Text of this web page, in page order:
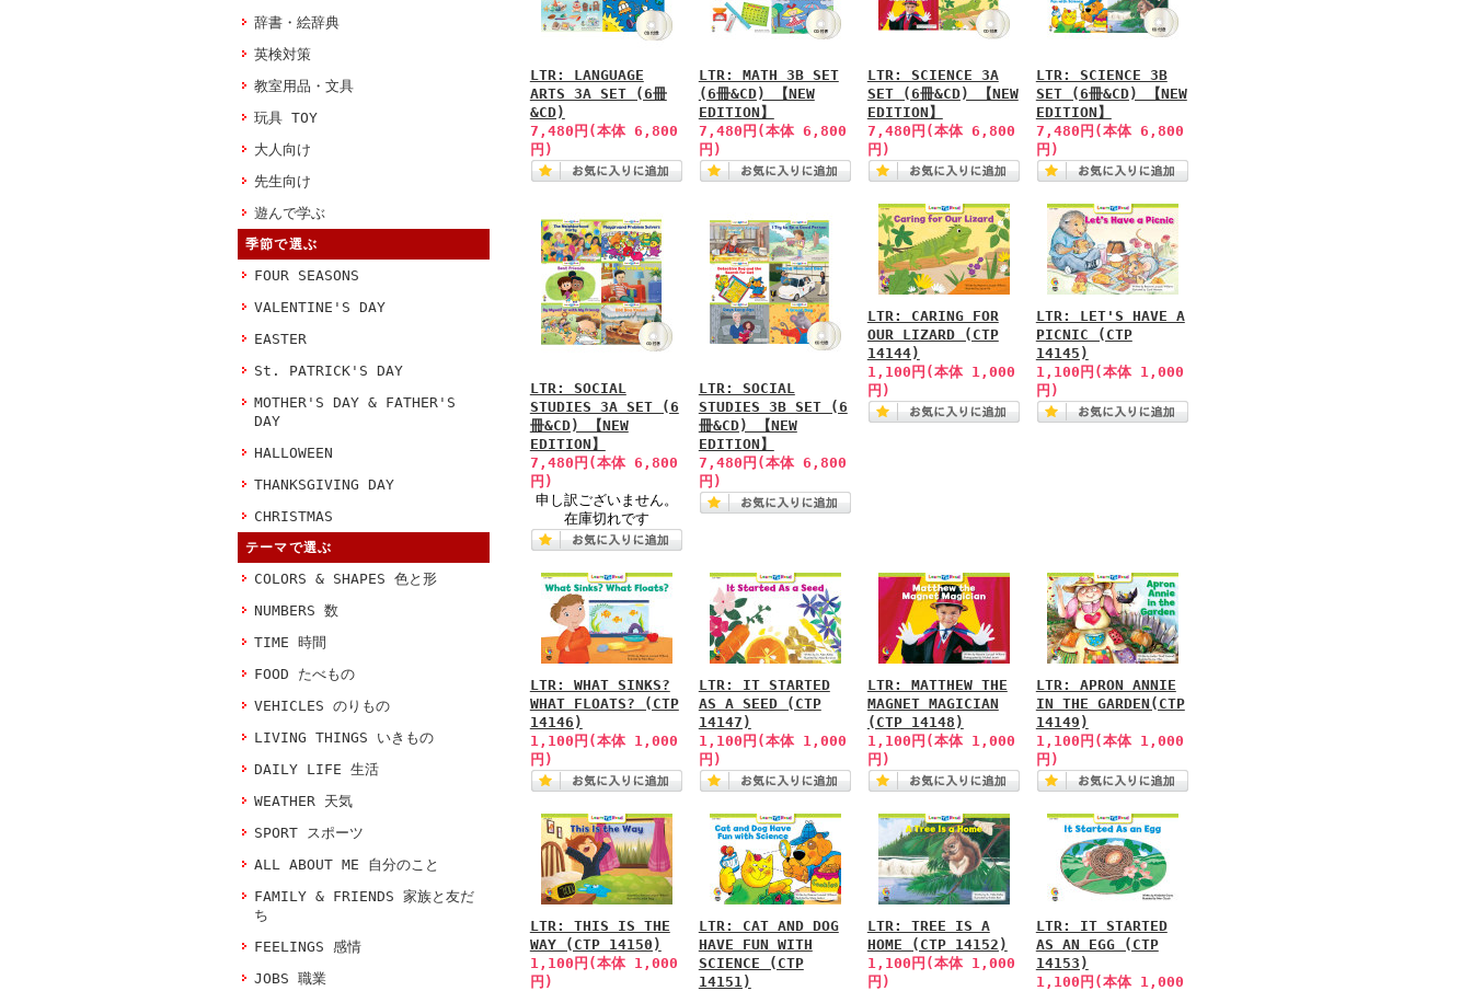
辞書・絵辞典
英検対策
教室用品・文具
玩具 TOY
大人向け
先生向け
遊んで学ぶ
季節で選ぶ
FOUR SEASONS
VALENTINE'S DAY
EASTER
St. PATRICK'S DAY
MOTHER'S DAY & FATHER'S
DAY
HALLOWEEN
THANKSGIVING DAY
CHRISTMAS
テーマで選ぶ
COLORS & SHAPES 色と形
NUMBERS 数
TIME 時間
FOOD たべもの
VEHICLES のりもの
LIVING THINGS いきもの
DAILY LIFE 生活
WEATHER 天気
SPORT スポーツ
ALL ABOUT ME 自分のこと
FAMILY & FRIENDS 家族と友だ
ち
FEELINGS 感情
JOBS 職業
LTR: LANGUAGE
ARTS 3A SET (6冊
&CD)
7,480円(本体 6,800
円)
LTR: MATH 3B SET
(6冊&CD) 【NEW
EDITION】
7,480円(本体 6,800
円)
LTR: SCIENCE 3A
SET (6冊&CD) 【NEW
EDITION】
7,480円(本体 6,800
円)
LTR: SCIENCE 3B
SET (6冊&CD) 【NEW
EDITION】
7,480円(本体 6,800
円)
LTR: SOCIAL
STUDIES 3A SET (6
冊&CD) 【NEW
EDITION】
7,480円(本体 6,800
円)
申し訳ございません。
在庫切れです
LTR: SOCIAL
STUDIES 3B SET (6
冊&CD) 【NEW
EDITION】
7,480円(本体 6,800
円)
LTR: CARING FOR
OUR LIZARD (CTP
14144)
1,100円(本体 1,000
円)
LTR: LET'S HAVE A
PICNIC (CTP
14145)
1,100円(本体 1,000
円)
LTR: WHAT SINKS?
WHAT FLOATS? (CTP
14146)
1,100円(本体 1,000
円)
LTR: IT STARTED
AS A SEED (CTP
14147)
1,100円(本体 1,000
円)
LTR: MATTHEW THE
MAGNET MAGICIAN
(CTP 14148)
1,100円(本体 1,000
円)
LTR: APRON ANNIE
IN THE GARDEN(CTP
14149)
1,100円(本体 1,000
円)
LTR: THIS IS THE
WAY (CTP 14150)
1,100円(本体 1,000
円)
LTR: CAT AND DOG
HAVE FUN WITH
SCIENCE (CTP
14151)
LTR: TREE IS A
HOME (CTP 14152)
1,100円(本体 1,000
円)
LTR: IT STARTED
AS AN EGG (CTP
14153)
1,100円(本体 1,000